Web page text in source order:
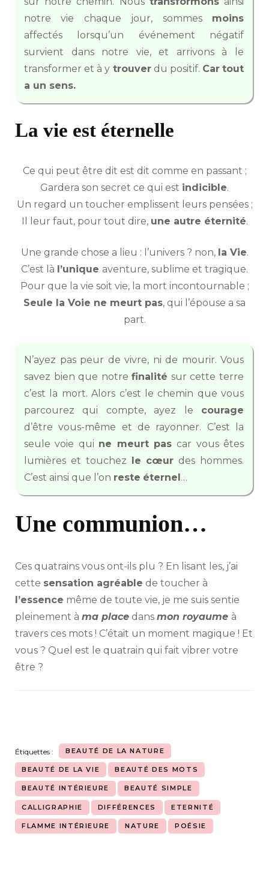
notre vie chaque jour, sommes moins
affectés lorsqu’un événement négatif
survient dans notre vie, et arrivons à le
transformer et à y trouverdu positif. Car tout
a un sens.
La vie est éternelle
Ce qui peut être dit est dit comme en passant ;
Gardera son secret ce qui est indicible.
Un regard un toucher emplissent leurs pensées ;
Il leur faut, pour tout dire, une autre éternité.
Une grande chose a lieu : l’univers ? non, la Vie.
C’est là l’unique aventure, sublime et tragique.
Pour que la vie soit vie, la mort incontournable ;
Seule la Voie ne meurt pas, qui l’épouse a sa
part.
N’ayez pas peur de vivre, ni de mourir. Vous
savez bien que notrefinalité sur cette terre
c’est la mort. Alors c’est le chemin que vous
parcourez qui compte, ayez le courage
d’être vous-même et de rayonner. C’est la
seule voie qui ne meurt pas car vous êtes
lumières et touchez
le cœur des hommes.
C’est ainsi que l’on reste éternel …
Une communion…
Ces quatrains vous ont-ils plu ? En lisant les, j’ai
cette sensation agréable de toucher à
l’essence même de toute vie, je me suis sentie
pleinement à ma place dans mon royaume à
travers ces mots ! C’était un moment magique ! Et
vous ? Quel est le quatrain qui fait vibrer votre
être ?
Étiquettes : BEAUTÉ DE LA NATURE
BEAUTÉ DE LA VIE BEAUTÉ DES MOTS
BEAUTÉ INTÉRIEURE BEAUTÉ SIMPLE
CALLIGRAPHIE DIFFÉRENCES ETERNITÉ
FLAMME INTÉRIEURE NATURE POÉSIE